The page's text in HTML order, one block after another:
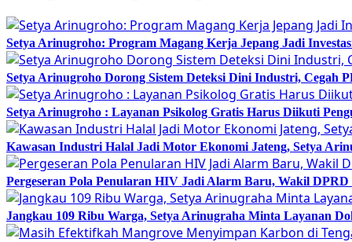
Setya Arinugroho: Program Magang Kerja Jepang Jadi
Setya Arinugroho Dorong Sistem Deteksi Dini Industri, Cegah
Setya Arinugroho : Layanan Psikolog Gratis Harus Diikuti
Kawasan Industri Halal Jadi Motor Ekonomi Jateng, Setya
Pergeseran Pola Penularan HIV Jadi Alarm Baru, Wakil
Jangkau 109 Ribu Warga, Setya Arinugraha Minta Layanan